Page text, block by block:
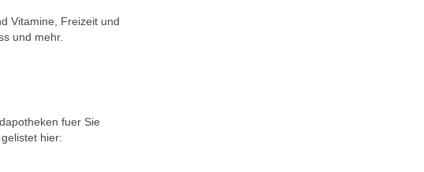
Vitamine, Freizeit und
und mehr.
fuer Sie
hier: